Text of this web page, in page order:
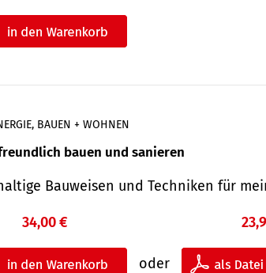
BAUEN + WOHNEN
bauen und sanieren
Bauweisen und Techniken für
34,00 €
oder